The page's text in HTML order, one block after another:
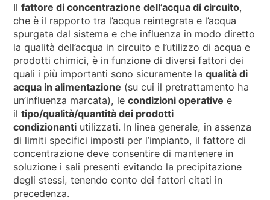
Ilfattore di concentrazione dell’acqua di circuito,
che è il rapporto tra l’acqua reintegrata e l’acqua
spurgata dal sistema e che influenza in modo diretto
la qualità dell’acqua in circuito e l’utilizzo di acqua e
prodotti chimici, è in funzione di diversi fattori dei
quali i più importanti sono sicuramente laqualità di
acqua in alimentazione (su cui il pretrattamento ha
un’influenza marcata), lecondizioni operative e
iltipo/qualità/quantità dei prodotti
condizionanti utilizzati. In linea generale, in assenza
di limiti specifici imposti per l’impianto, il fattore di
concentrazione deve consentire di mantenere in
soluzione i sali presenti evitando la precipitazione
degli stessi, tenendo conto dei fattori citati in
precedenza.